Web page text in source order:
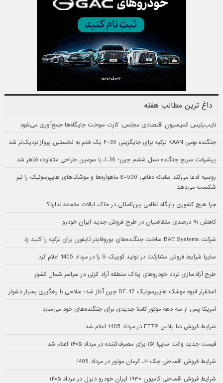
داغ ترین مطالب هفته
نایب‌رئیس کمیسیون اقتصادی مجلس: کارت سوخت جایگاه‌ها جمع‌آوری می‌شود
جنگنده بومی KAAN ترکیه برای جایگزینی F-35 یک قدم به نخستین پرواز نزدیک‌تر شد
پیشرفت سریع جنگنده نسل ششم چین؛ J-36 با سومین طراحی متفاوت ظاهر شد
روسیه ادعا می‌کند سامانه دفاعی S-500 ماهواره‌ها و موشک‌های هایپرسونیک را نیز
شکست می‌دهد
چرا هیچ کشوری پایگاه نظامی بین‌المللی در خاک ایالات متحده ندارد؟
کاهش ۹۱ درصدی متقاضیان در طرح فروش جدید ایران خودرو
شرکت BAE Systems ساخت جنگنده‌های یوروفایتر تایفون برای ترکیه را کلید زد
سایپا شرایط فروش مشارکت در تولید کوییک S را در مرداد 1405 اعلام کرد
طرح آزادسازی تردد خودروهای پلاک منطقه آزاد انزلی در سراسر شمال کشور
استقرار انبوه موشک هایپرسونیک DF-17 چین آغاز شد؛ سلاحی با رهگیری بسیار دشوار
آمریکا پس از سه دهه موتور کاملا جدیدی برای جنگنده‌های خود می‌سازد
شرایط فروش دنا پلاس EF7P در مرداد 1405 اعلام شد
قیمت جدید وانت سایپا ۱۵۱ برای مصرف‌کننده در مرداد ۱۴۰۵ اعلام شد
شرایط فروش اقساطی جک J4 کرمان موتور در مرداد 1405
شرایط فروش اقساطی کامیون ۱۹۳۰ ایران خودرو دیزل در مرداد ۱۴۰۵